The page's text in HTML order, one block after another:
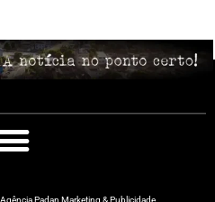
Padan Marketing & Publicidade